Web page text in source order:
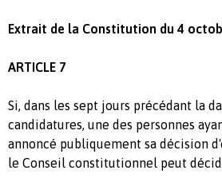
Extrait de la Constitution du 4
ARTICLE 7
Si, dans les sept jours précédant la
candidatures, une des personnes
annoncé publiquement sa décision
le Conseil constitutionnel peut